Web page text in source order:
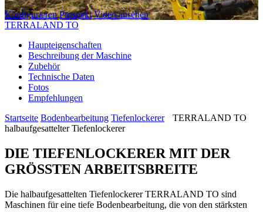
Konfigurieren Prospekt Video ansehen
TERRALAND TO
Haupteigenschaften
Beschreibung der Maschine
Zubehör
Technische Daten
Fotos
Empfehlungen
Startseite Bodenbearbeitung Tiefenlockerer
TERRALAND TO
halbaufgesattelter Tiefenlockerer
DIE TIEFENLOCKERER MIT DER
GRÖSSTEN ARBEITSBREITE
Die halbaufgesattelten Tiefenlockerer TERRALAND TO sind
Maschinen für eine tiefe Bodenbearbeitung, die von den stärksten